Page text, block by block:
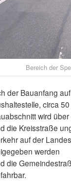
Bereich der
der Bauanfang
circa
wird
die Kreisstraße
auf der
werden
die